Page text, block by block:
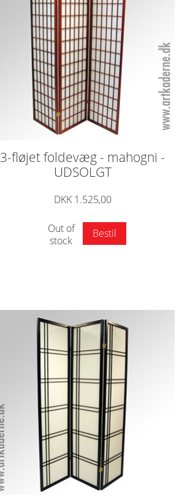
3-fløjet foldevæg - mahogni -
UDSOLGT
DKK 1.525,00
Out of
stock
Bestil